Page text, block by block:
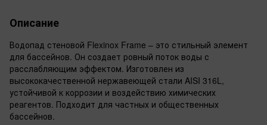
Описание
Водопад стеновой Flexinox Frame – это стильный элемент
для бассейнов. Он создает ровный поток воды с
расслабляющим эффектом. Изготовлен из
высококачественной нержавеющей стали AISI 316L,
устойчивой к коррозии и воздействию химических
реагентов. Подходит для частных и общественных
бассейнов.